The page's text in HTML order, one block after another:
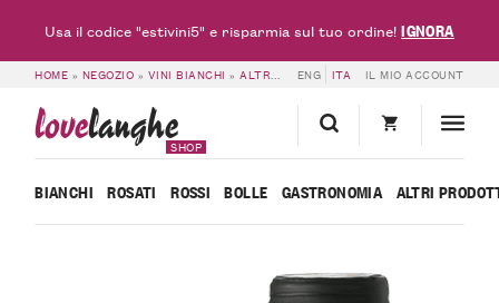
HOME » NEGOZIO » VINI BIANCHI »ALTRI BIANCHI »VINO BIANCO BERTUS –
ENG ITA IL MIO ACCOUNT
lovelanghe
SHOP
BIANCHI ROSATI ROSSI BOLLE GASTRONOMIA ALTRI
Usa il codice "estivini5" e risparmia sul tuo ordine!IGNORA